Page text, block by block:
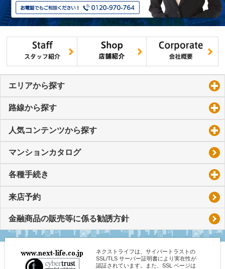
エリアから探す
路線から探す
人気コンテンツから探す
マンションカタログ
各種手続き
来店予約
金融商品の販売等に係る勧誘方針
ネクストライフは、サイバートラストの
SSL/TLS サーバー証明書により実在性が
認証されています。また、SSL ページは